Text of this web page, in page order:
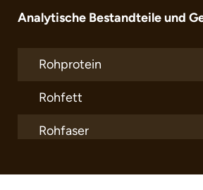
Analytische Bestandteile und
Rohprotein
Rohfett
Rohfaser